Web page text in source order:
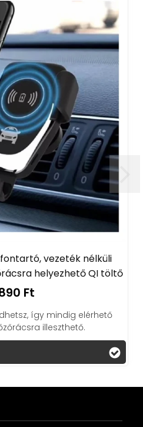
vezeték nélküli
helyezhető QI töltő
Ft
így mindig elérhető
illeszthető.